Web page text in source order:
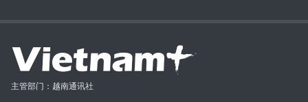
主管部门：越南通讯社